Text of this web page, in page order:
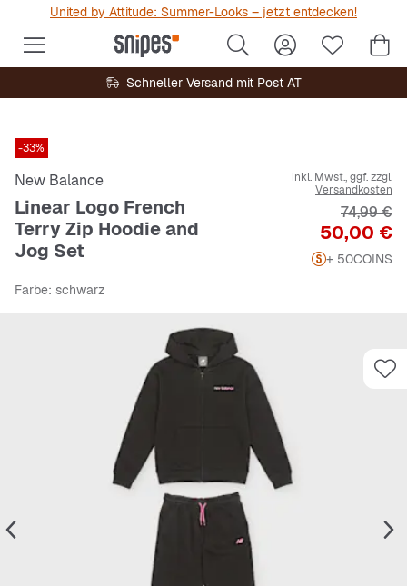
United by Attitude: Summer-Looks – jetzt entdecken!
Schneller Versand mit Post AT
-33%
New Balance
Linear Logo French
Terry Zip Hoodie and
Jog Set
inkl. Mwst., ggf. zzgl.
Versandkosten
Preis
50,00 €
74,99 €
+ 50COINS
Farbe: schwarz